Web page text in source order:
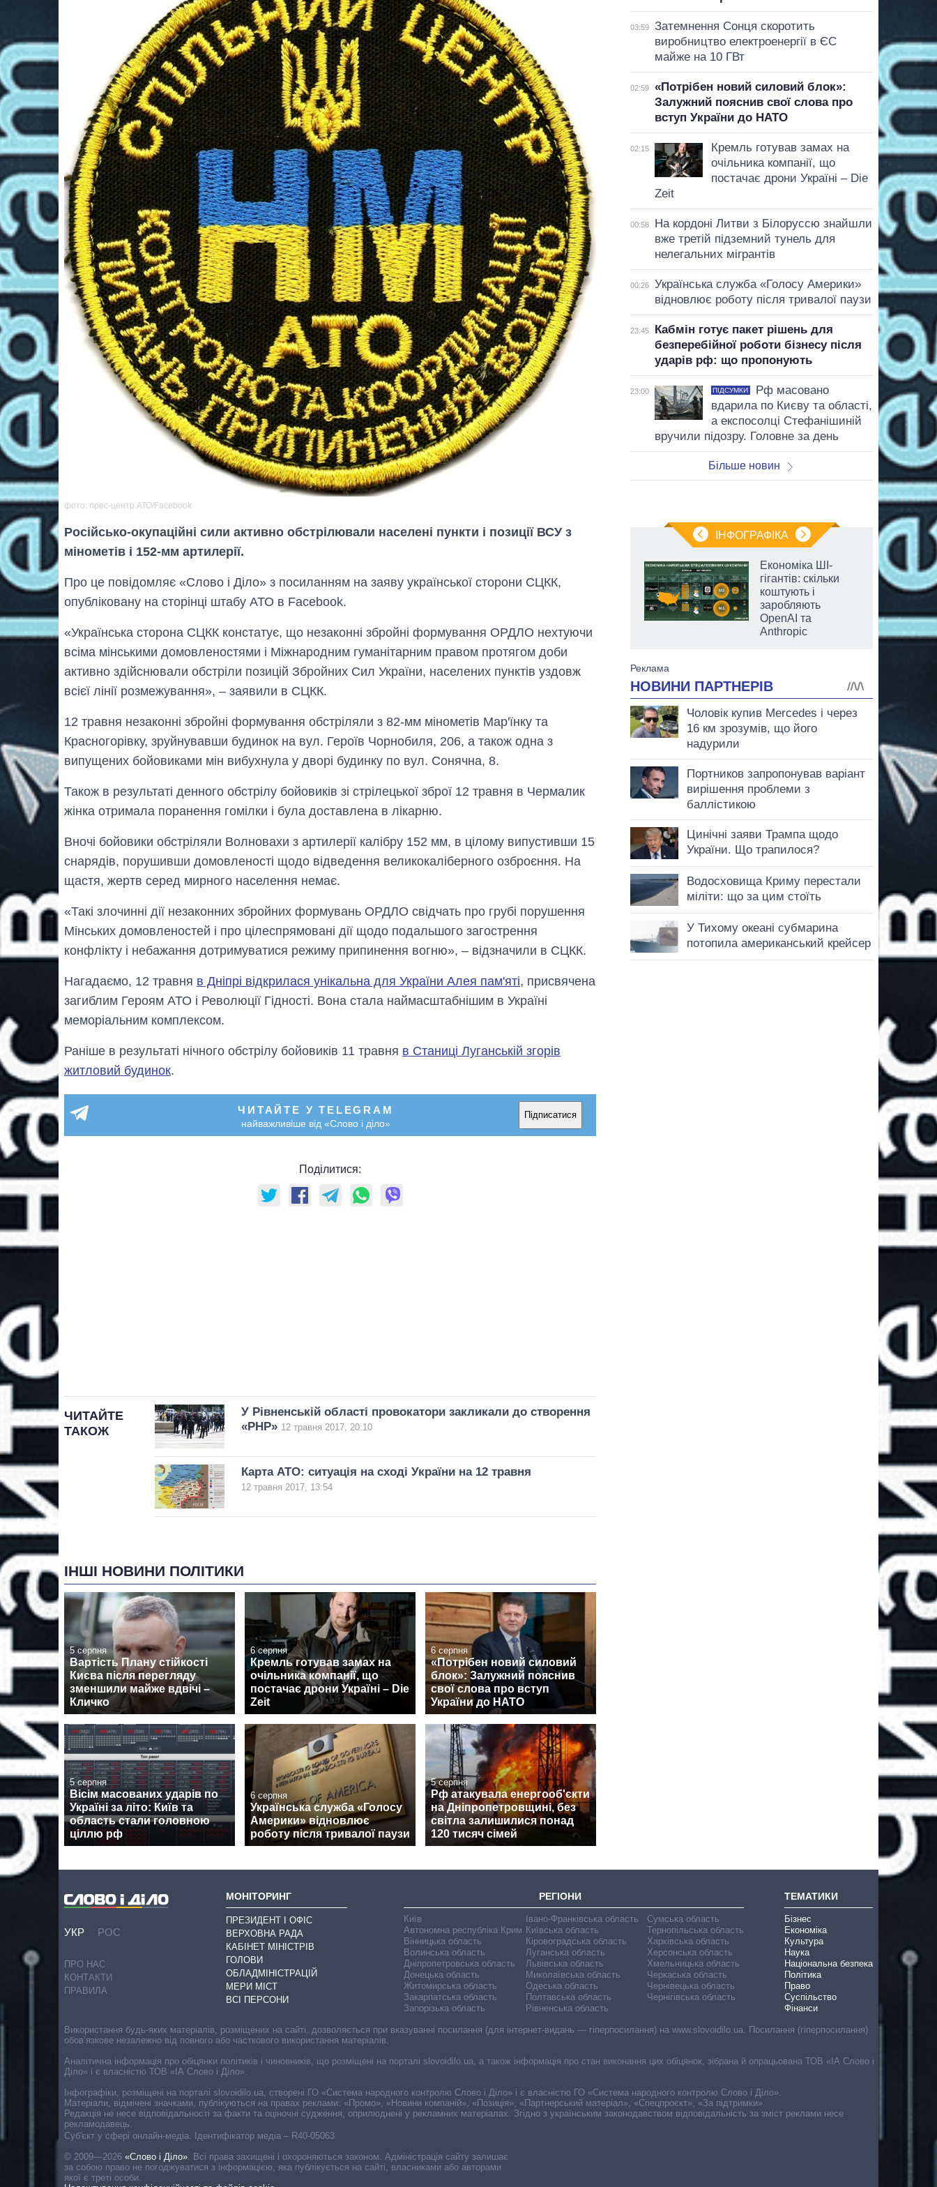
фото: прес-центр АТО/Facebook
Російсько-окупаційні сили активно обстрілювали населені пункти і позиції ВСУ з
мінометів і 152-мм артилерії.
Про це повідомляє «Слово і Діло» з посиланням на заяву української сторони СЦКК,
опубліковану на сторінці штабу АТО в Facebook.
«Українська сторона СЦКК констатує, що незаконні збройні формування ОРДЛО нехтуючи
всіма мінськими домовленостями і Міжнародним гуманітарним правом протягом доби
активно здійснювали обстріли позицій Збройних Сил України, населених пунктів уздовж
всієї лінії розмежування», – заявили в СЦКК.
12 травня незаконні збройні формування обстріляли з 82-мм мінометів Мар'їнку та
Красногорівку, зруйнувавши будинок на вул. Героїв Чорнобиля, 206, а також одна з
випущених бойовиками мін вибухнула у дворі будинку по вул. Сонячна, 8.
Також в результаті денного обстрілу бойовиків зі стрілецької зброї 12 травня в Чермалик
жінка отримала поранення гомілки і була доставлена в лікарню.
Вночі бойовики обстріляли Волновахи з артилерії калібру 152 мм, в цілому випустивши 15
снарядів, порушивши домовленості щодо відведення великокаліберного озброєння. На
щастя, жертв серед мирного населення немає.
«Такі злочинні дії незаконних збройних формувань ОРДЛО свідчать про грубі порушення
Мінських домовленостей і про цілеспрямовані дії щодо подальшого загострення
конфлікту і небажання дотримуватися режиму припинення вогню», – відзначили в СЦКК.
Нагадаємо, 12 травня в Дніпрі відкрилася унікальна для України Алея пам'яті, присвячена
загиблим Героям АТО і Революції Гідності. Вона стала наймасштабнішим в Україні
меморіальним комплексом.
Раніше в результаті нічного обстрілу бойовиків 11 травня в Станиці Луганській згорів
житловий будинок.
ЧИТАЙТЕ У TELEGRAM
найважливіше від «Слово і діло»
Підписатися
Поділитися:
ЧИТАЙТЕ
ТАКОЖ
У Рівненській області провокатори закликали до створення
«РНР» 12 травня 2017, 20:10
Карта АТО: ситуація на сході України на 12 травня
12 травня 2017, 13:54
ІНШІ НОВИНИ ПОЛІТИКИ
5 серпня
Вартість Плану стійкості
Києва після перегляду
зменшили майже вдвічі –
Кличко
6 серпня
Кремль готував замах на
очільника компанії, що
постачає дрони Україні – Die
Zeit
6 серпня
«Потрібен новий силовий
блок»: Залужний пояснив
свої слова про вступ
України до НАТО
5 серпня
Вісім масованих ударів по
Україні за літо: Київ та
область стали головною
ціллю рф
6 серпня
Українська служба «Голосу
Америки» відновлює
роботу після тривалої паузи
5 серпня
Рф атакувала енергооб'єкти
на Дніпропетровщині, без
світла залишилися понад
120 тисяч сімей
03:59
Затемнення Сонця скоротить
виробництво електроенергії в ЄС
майже на 10 ГВт
02:59
«Потрібен новий силовий блок»:
Залужний пояснив свої слова про
вступ України до НАТО
02:15
Кремль готував замах на
очільника компанії, що
постачає дрони Україні – Die
Zeit
00:58
На кордоні Литви з Білоруссю знайшли
вже третій підземний тунель для
нелегальних мігрантів
00:26
Українська служба «Голосу Америки»
відновлює роботу після тривалої паузи
23:45
Кабмін готує пакет рішень для
безперебійної роботи бізнесу після
ударів рф: що пропонують
23:00 ПІДСУМКИ
Рф масовано
вдарила по Києву та області,
а експосолці Стефанішиній
вручили підозру. Головне за день
Більше новин
ІНФОГРАФІКА
ударів по Україні
за літо: Київ та
рф
Економіка ШІ-
гігантів: скільки
коштують і
заробляють
OpenAI та
Anthropic
УКР РОС
ПРО НАС
КОНТАКТИ
ПРАВИЛА
МОНІТОРИНГ
ПРЕЗИДЕНТ І ОФІС
ВЕРХОВНА РАДА
КАБІНЕТ МІНІСТРІВ
ГОЛОВИ
ОБЛАДМІНІСТРАЦІЙ
МЕРИ МІСТ
ВСІ ПЕРСОНИ
РЕГІОНИ
Київ
Автономна республіка Крим
Вінницька область
Волинська область
Дніпропетровська область
Донецька область
Житомирська область
Закарпатська область
Запорізька область
Івано-Франківська область
Київська область
Кіровоградська область
Луганська область
Львівська область
Миколаївська область
Одеська область
Полтавська область
Рівненська область
Сумська область
Тернопільська область
Харківська область
Херсонська область
Хмельницька область
Черкаська область
Чернівецька область
Чернігівська область
ТЕМАТИКИ
Бізнес
Економіка
Культура
Наука
Національна безпека
Політика
Право
Суспільство
Фінанси
Cуб'єкт у сфері онлайн-медіа. Ідентифікатор медіа – R40-05063
© 2009—2026 «Слово і Діло» Всі права захищені і охороняються законом. Адміністрація сайту залишає
за собою право не погоджуватися з інформацією, яка публікується на сайті, власниками або авторами
якої є треті особи.
Використання будь-яких матеріалів, розміщених на сайті, дозволяється при вказуванні посилання (для інтернет-видань — гіперпосилання) на www.slovoidilo.ua. Посилання (гіперпосилання)
обов’язкове незалежно від повного або часткового використання матеріалів.
Аналітична інформація про обіцянки політиків і чиновників, що розміщені на порталі slovoidilo.ua, а також інформація про стан виконання цих обіцянок, зібрана й опрацьована ТОВ «ІА Слово і
Діло» і є власністю ТОВ «ІА Слово і Діло».
Інфографіки, розміщені на порталі slovoidilo.ua, створені ГО «Система народного контролю Слово і Діло» і є власністю ГО «Система народного контролю Слово і Діло».
Матеріали, відмічені значками, публікуються на правах реклами: «Промо», «Новини компаній», «Позиція», «Партнерський матеріал», «Спецпроєкт», «За підтримки».
Редакція не несе відповідальності за факти та оціночні судження, оприлюднені у рекламних матеріалах. Згідно з українським законодавством відповідальність за зміст реклами несе
рекламодавець.